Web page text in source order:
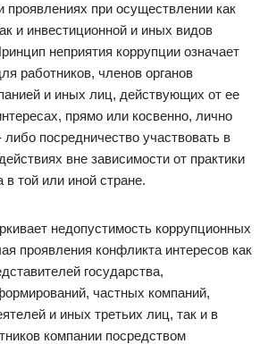
при осуществлении как
и инвестиционной и иных видов
неприятия коррупции означает
работников, членов органов
и иных лиц, действующих от ее
прямо или косвенно, лично
либо посредничество участвовать в
вне зависимости от практики
в той или иной стране.
недопустимость коррупционных
проявления конфликта интересов как
государства,
частных компаний,
и иных третьих лиц, так и в
компании посредством